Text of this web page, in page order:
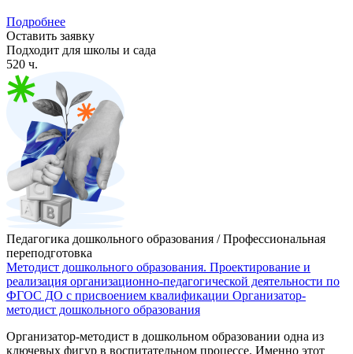
Подробнее
Оставить заявку
Подходит для школы и сада
520 ч.
Педагогика дошкольного образования / Профессиональная
переподготовка
Методист дошкольного образования. Проектирование и
реализация организационно-педагогической деятельности по
ФГОС ДО с присвоением квалификации Организатор-
методист дошкольного образования
Организатор-методист в дошкольном образовании одна из
ключевых фигур в воспитательном процессе. Именно этот